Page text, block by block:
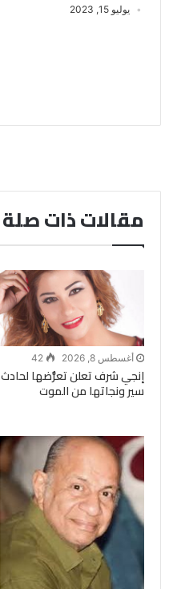
يوليو 15, 2023
مقالات ذات صلة
أغسطس 8, 2026 42
إنجي شرف تعلن تعرُّضها لحادث
سير ونجاتها من الموت